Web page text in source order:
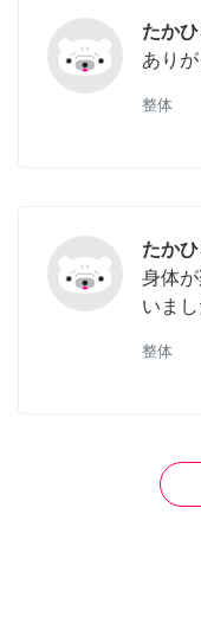
たか
あり
整体
たか
身体
いまし
整体